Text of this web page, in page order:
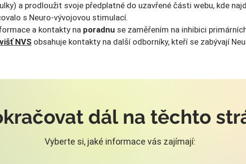
a prodloužit svoje předplatné do uzavřené části webu, kde
s Neuro-vývojovou stimulací.
a kontakty na poradnu se zaměřením na inhibici
NVS obsahuje kontakty na další odborníky, kteří se zabývají
dál na těchto
Vyberte si, jaké informace vás zajímají: